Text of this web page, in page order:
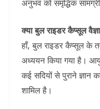
अनुभव को समृद्धिक
क्या बुल राइडर कैप्सूल
हाँ, बुल राइडर कैप्सूल के
अध्ययन किया गया है।
कई सदियों से पुराने ज्ञान
शामिल है।